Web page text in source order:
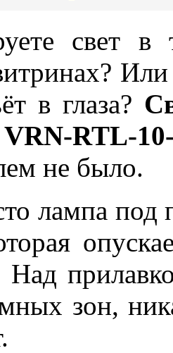
свет в
в глаза?
RTL-
не было.
лампа под
Над
зон,